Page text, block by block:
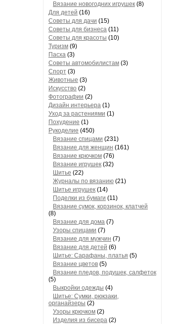
Вязание новогодних игрушек (8)
Для детей (16)
Советы для дачи (15)
Советы для бизнеса (11)
Советы для красоты (10)
Туризм (9)
Пасха (3)
Советы автомобилистам (3)
Спорт (3)
Животные (3)
Искусство (2)
Фотографии (2)
Дизайн интерьера (1)
Уход за растениями (1)
Похудение (1)
Рукоделие (450)
Вязание спицами (231)
Вязание для женщин (161)
Вязание крючком (76)
Вязание игрушек (32)
Шитье (22)
Журналы по вязанию (21)
Шитье игрушек (14)
Поделки из бумаги (11)
Вязание сумок, корзинок, клатчей
(8)
Вязание для дома (7)
Узоры спицами (7)
Вязание для мужчин (7)
Вязание для детей (6)
Шитье: Сарафаны, платья (5)
Вязание цветов (5)
Вязание пледов, подушек, салфеток
(5)
Выкройки одежды (4)
Шитье: Сумки, рюкзаки,
органайзеры (2)
Узоры крючком (2)
Изделия из бисера (2)